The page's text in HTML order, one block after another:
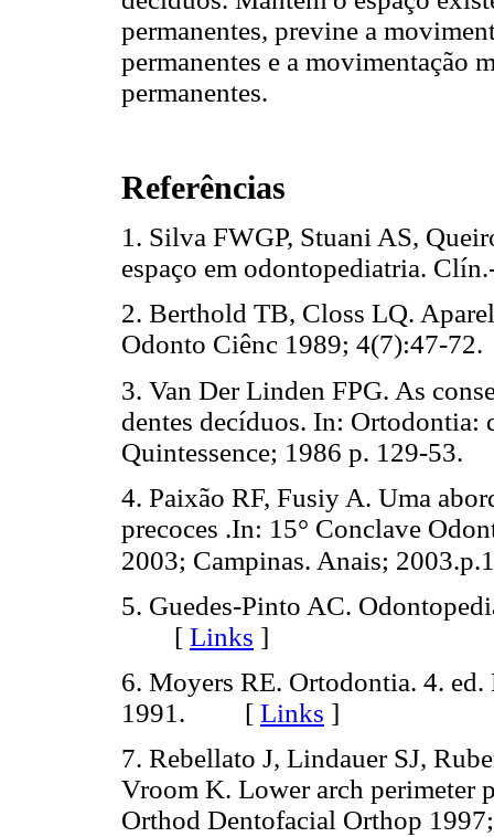
permanentes, previne a
permanentes e a movimentação
permanentes.
Referências
1. Silva FWGP, Stuani AS,
espaço em odontopediatria.
2. Berthold TB, Closs LQ.
Odonto Ciênc 1989;
3. Van Der Linden FPG. As
dentes decíduos. In: Ortodontia:
Quintessence; 1986 p. 129-
4. Paixão RF, Fusiy A. Uma
precoces .In: 15° Conclave
2003; Campinas. Anais;
5. Guedes-Pinto AC.
[ Links ]
6. Moyers RE. Ortodontia. 4.
1991. [ Links ]
7. Rebellato J, Lindauer SJ,
Vroom K. Lower arch perimeter
Orthod Dentofacial Orthop